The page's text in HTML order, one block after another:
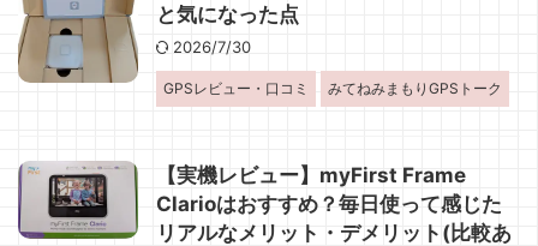
と気になった点
2026/7/30
GPSレビュー・口コミ みてねみまもりGPSトーク
【実機レビュー】myFirst Frame
Clarioはおすすめ？毎日使って感じた
リアルなメリット・デメリット(比較あ